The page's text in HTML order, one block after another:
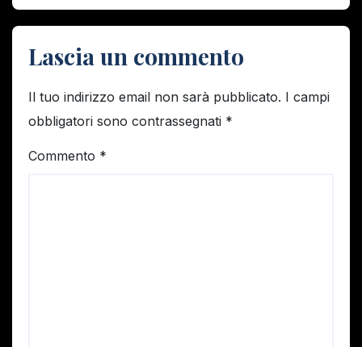
Lascia un commento
Il tuo indirizzo email non sarà pubblicato. I campi
obbligatori sono contrassegnati *
Commento *